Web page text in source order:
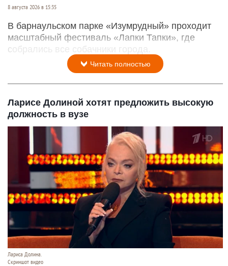
8 августа 2026 в 15:35
В барнаульском парке «Изумрудный» проходит
масштабный фестиваль «Лапки Тапки», где
собрались все собачники города.
Читать полностью
Ларисе Долиной хотят предложить высокую
должность в вузе
Лариса Долина.
Скриншот видео